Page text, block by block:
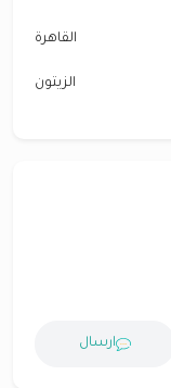
القاهرة
الزيتون
ارسال